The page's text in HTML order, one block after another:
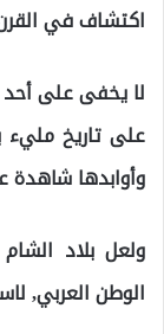
اكتشاف في
لا يخفى على
على تاريخ مليء
وأوابدها شاهدة
ولعل بلاد
الوطن العربي,